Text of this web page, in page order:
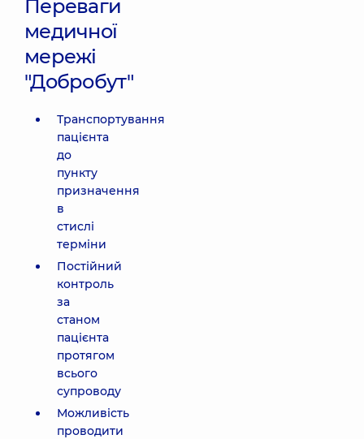
Переваги
медичної
мережі
"Добробут"
Транспортування
пацієнта
до
пункту
призначення
в
стислі
терміни
Постійний
контроль
за
станом
пацієнта
протягом
всього
супроводу
Можливість
проводити